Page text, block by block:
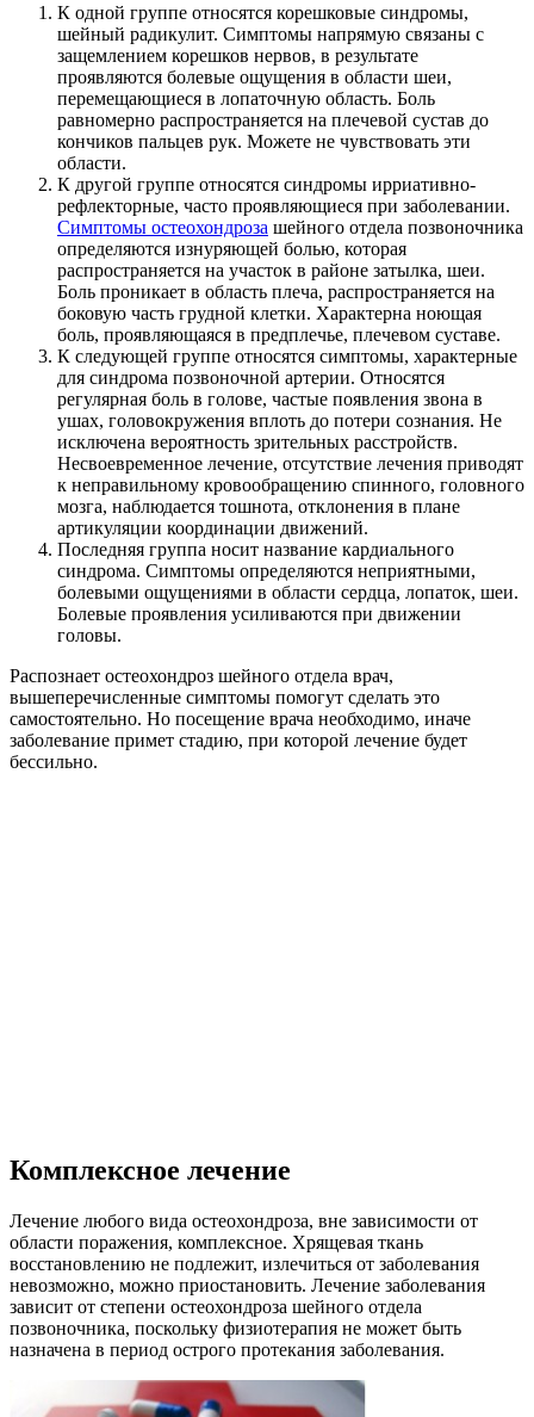
К одной группе относятся корешковые синдромы,
шейный радикулит. Симптомы напрямую связаны с
защемлением корешков нервов, в результате
проявляются болевые ощущения в области шеи,
перемещающиеся в лопаточную область. Боль
равномерно распространяется на плечевой сустав до
кончиков пальцев рук. Можете не чувствовать эти
области.
К другой группе относятся синдромы ирриативно-
рефлекторные, часто проявляющиеся при заболевании.
Симптомы остеохондроза шейного отдела позвоночника
определяются изнуряющей болью, которая
распространяется на участок в районе затылка, шеи.
Боль проникает в область плеча, распространяется на
боковую часть грудной клетки. Характерна ноющая
боль, проявляющаяся в предплечье, плечевом суставе.
К следующей группе относятся симптомы, характерные
для синдрома позвоночной артерии. Относятся
регулярная боль в голове, частые появления звона в
ушах, головокружения вплоть до потери сознания. Не
исключена вероятность зрительных расстройств.
Несвоевременное лечение, отсутствие лечения приводят
к неправильному кровообращению спинного, головного
мозга, наблюдается тошнота, отклонения в плане
артикуляции координации движений.
Последняя группа носит название кардиального
синдрома. Симптомы определяются неприятными,
болевыми ощущениями в области сердца, лопаток, шеи.
Болевые проявления усиливаются при движении
головы.
Распознает остеохондроз шейного отдела врач,
вышеперечисленные симптомы помогут сделать это
самостоятельно. Но посещение врача необходимо, иначе
заболевание примет стадию, при которой лечение будет
бессильно.
Комплексное лечение
Лечение любого вида остеохондроза, вне зависимости от
области поражения, комплексное. Хрящевая ткань
восстановлению не подлежит, излечиться от заболевания
невозможно, можно приостановить. Лечение заболевания
зависит от степени остеохондроза шейного отдела
позвоночника, поскольку физиотерапия не может быть
назначена в период острого протекания заболевания.